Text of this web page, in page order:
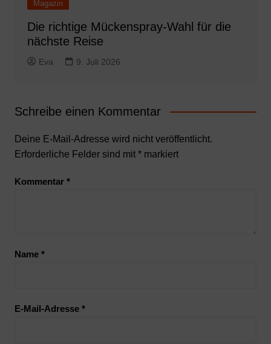
Magazin
Die richtige Mückenspray-Wahl für die
nächste Reise
Eva 9. Juli 2026
Schreibe einen Kommentar
Deine E-Mail-Adresse wird nicht veröffentlicht.
Erforderliche Felder sind mit *markiert
Kommentar *
Name *
E-Mail-Adresse *